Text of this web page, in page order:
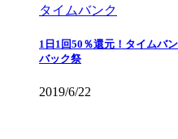
タイムバンク
1日1回50％還元！タイムバ
バック祭
2019/6/22